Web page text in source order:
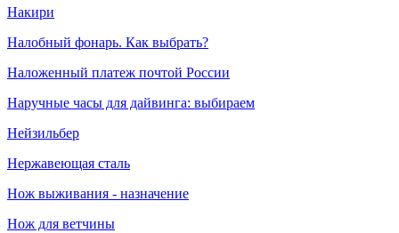
Накири
Налобный фонарь. Как выбрать?
Наложенный платеж почтой России
Наручные часы для дайвинга: выбираем
Нейзильбер
Нержавеющая сталь
Нож выживания - назначение
Нож для ветчины